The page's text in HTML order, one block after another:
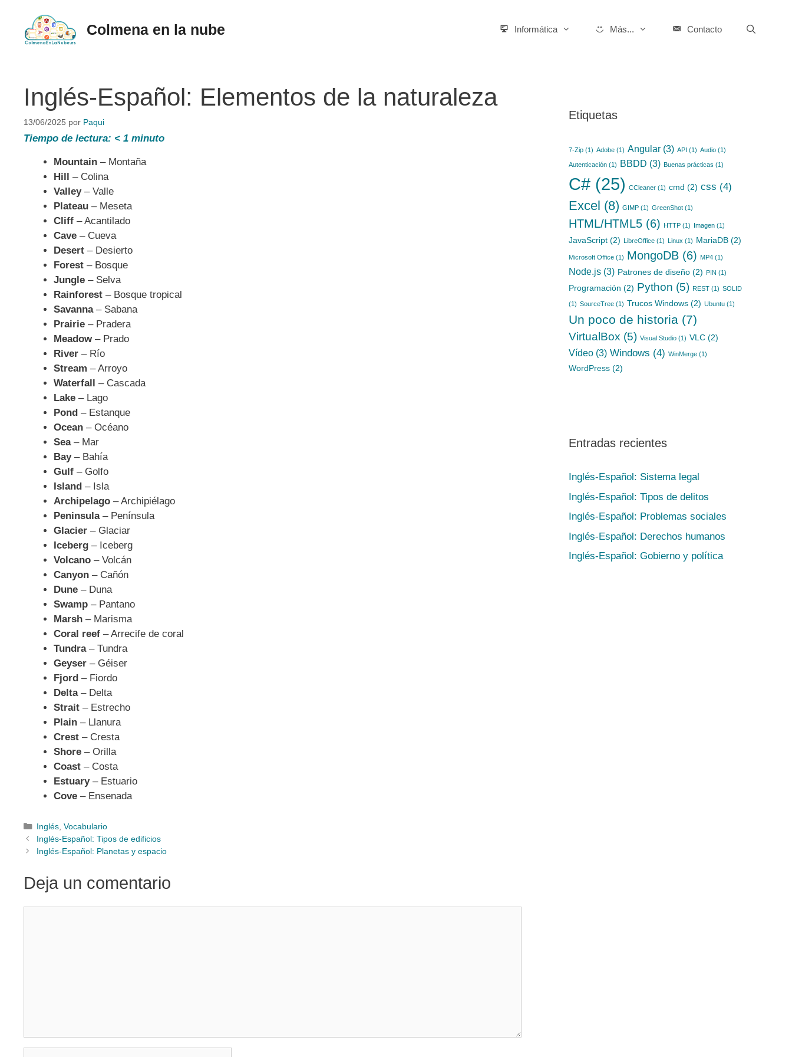
contenido
Colmena en la nube Informática Más... Contacto
Inglés-Español: Elementos de la naturaleza
13/06/2025 por Paqui
Tiempo de lectura: < 1 minuto
Mountain – Montaña
Hill
– Colina
Valley– Valle
Plateau – Meseta
Cliff – Acantilado
Cave – Cueva
Desert – Desierto
Forest – Bosque
Jungle – Selva
Rainforest – Bosque tropical
Savanna– Sabana
Prairie – Pradera
Meadow – Prado
River – Río
Stream – Arroyo
Waterfall
– Cascada
Lake – Lago
Pond – Estanque
Ocean – Océano
Sea– Mar
Bay– Bahía
Gulf – Golfo
Island – Isla
Archipelago – Archipiélago
Peninsula– Península
Glacier – Glaciar
Iceberg – Iceberg
Volcano – Volcán
Canyon – Cañón
Dune – Duna
Swamp – Pantano
Marsh – Marisma
Coral reef – Arrecife de coral
Tundra– Tundra
Geyser – Géiser
Fjord – Fiordo
Delta– Delta
Strait – Estrecho
Plain – Llanura
Crest – Cresta
Shore – Orilla
Coast – Costa
Estuary– Estuario
Cove – Ensenada
Categorías
Inglés, Vocabulario
Inglés-Español: Tipos de edificios
Inglés-Español: Planetas y espacio
Deja un comentario
Etiquetas
7-Zip(1) Adobe(1) Angular(3) API (1) Audio(1)
Autenticación(1) BBDD (3) Buenas prácticas (1)
C#(25) CCleaner(1) cmd (2) css (4)
Excel (8) GIMP(1) GreenShot(1)
HTML/HTML5(6) HTTP(1) Imagen(1)
JavaScript(2) LibreOffice(1) Linux (1) MariaDB(2)
Microsoft Office(1) MongoDB(6) MP4(1)
Node.js(3) Patrones de diseño(2) PIN (1)
Programación (2) Python (5) REST(1) SOLID
(1) SourceTree(1) Trucos Windows(2) Ubuntu(1)
Un poco de historia(7)
VirtualBox (5) Visual Studio(1) VLC(2)
Vídeo(3) Windows (4) WinMerge(1)
WordPress(2)
Entradas recientes
Inglés-Español: Sistema legal
Inglés-Español: Tipos de delitos
Inglés-Español: Problemas sociales
Inglés-Español: Derechos humanos
Inglés-Español: Gobierno y política